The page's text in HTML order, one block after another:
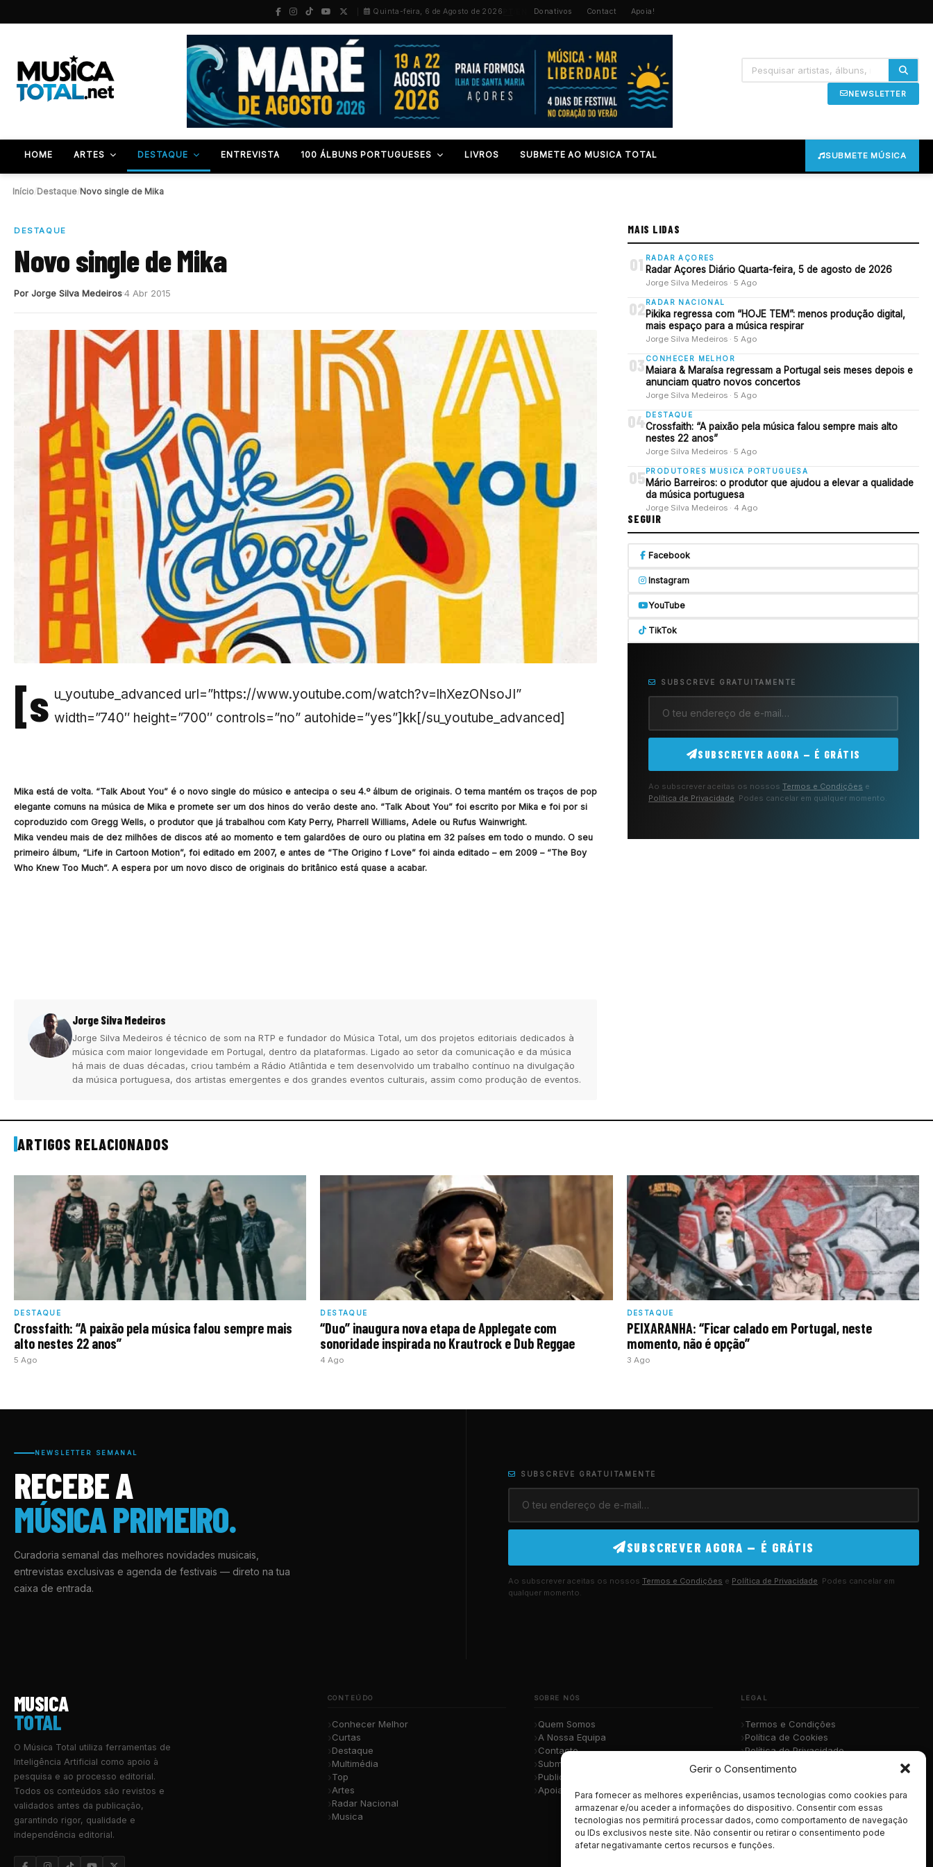
Gerir o Consentimento
Para fornecer as melhores experiências, usamos tecnologias como cookies para
armazenar e/ou aceder a informações do dispositivo. Consentir com essas
tecnologias nos permitirá processar dados, como comportamento de navegação
ou IDs exclusivos neste site. Não consentir ou retirar o consentimento pode
afetar negativamante certos recursos e funções.
Quinta-feira, 6 de Agosto de 2026 Donativos Contact Apoia!
NEWSLETTER
HOME ARTES DESTAQUE ENTREVISTA 100 ÁLBUNS PORTUGUESES LIVROS SUBMETE AO MUSICA TOTAL SUBMETE MÚSICA
Início Destaque Novo single de Mika
DESTAQUE
Novo single de Mika
Por Jorge Silva Medeiros4 Abr 2015
[s u_youtube_advanced url=”https://www.youtube.com/watch?v=lhXezONsoJI”
width=”740″ height=”700″ controls=”no” autohide=”yes”]kk[/su_youtube_advanced]
Mika está de volta. “Talk About You” é o novo single do músico e antecipa o seu 4.º álbum de originais. O tema mantém os traços de pop
elegante comuns na música de Mika e promete ser um dos hinos do verão deste ano. “Talk About You” foi escrito por Mika e foi por si
coproduzido com Gregg Wells, o produtor que já trabalhou com Katy Perry, Pharrell Williams, Adele ou Rufus Wainwright.
Mika vendeu mais de dez milhões de discos até ao momento e tem galardões de ouro ou platina em 32 países em todo o mundo. O seu
primeiro álbum, “Life in Cartoon Motion”, foi editado em 2007, e antes de “The Origino f Love” foi ainda editado – em 2009 – “The Boy
Who Knew Too Much”. A espera por um novo disco de originais do britânico está quase a acabar.
Jorge Silva Medeiros
Jorge Silva Medeiros é técnico de som na RTP e fundador do Música Total, um dos projetos editoriais dedicados à
música com maior longevidade em Portugal, dentro da plataformas. Ligado ao setor da comunicação e da música
há mais de duas décadas, criou também a Rádio Atlântida e tem desenvolvido um trabalho contínuo na divulgação
da música portuguesa, dos artistas emergentes e dos grandes eventos culturais, assim como produção de eventos.
MAIS LIDAS
01 RADAR AÇORES
Radar Açores Diário Quarta-feira, 5 de agosto de 2026
Jorge Silva Medeiros · 5 Ago
02 RADAR NACIONAL
Pikika regressa com “HOJE TEM”: menos produção digital,
mais espaço para a música respirar
Jorge Silva Medeiros · 5 Ago
03 CONHECER MELHOR
Maiara & Maraísa regressam a Portugal seis meses depois e
anunciam quatro novos concertos
Jorge Silva Medeiros · 5 Ago
04DESTAQUE
Crossfaith: “A paixão pela música falou sempre mais alto
nestes 22 anos”
Jorge Silva Medeiros · 5 Ago
05 PRODUTORES MUSICA PORTUGUESA
Mário Barreiros: o produtor que ajudou a elevar a qualidade
da música portuguesa
Jorge Silva Medeiros · 4 Ago
SEGUIR
Facebook
Instagram
YouTube
TikTok
SUBSCREVE GRATUITAMENTE
SUBSCREVER AGORA — É GRÁTIS
Ao subscrever aceitas os nossos Termos e Condições e
Política de Privacidade . Podes cancelar em qualquer momento.
ARTIGOS RELACIONADOS
DESTAQUE
Crossfaith: “A paixão pela música falou sempre mais
alto nestes 22 anos”
5 Ago
DESTAQUE
“Duo” inaugura nova etapa de Applegate com
sonoridade inspirada no Krautrock e Dub Reggae
4 Ago
DESTAQUE
PEIXARANHA: “Ficar calado em Portugal, neste
momento, não é opção”
3 Ago
NEWSLETTER SEMANAL
RECEBE A
MÚSICA PRIMEIRO.
Curadoria semanal das melhores novidades musicais,
entrevistas exclusivas e agenda de festivais — direto na tua
caixa de entrada.
SUBSCREVE GRATUITAMENTE
SUBSCREVER AGORA — É GRÁTIS
Ao subscrever aceitas os nossos Termos e Condições e Política de Privacidade . Podes cancelar em
qualquer momento.
MUSICA
TOTAL
O Música Total utiliza ferramentas de
Inteligência Artificial como apoio à
pesquisa e ao processo editorial.
Todos os conteúdos são revistos e
validados antes da publicação,
garantindo rigor, qualidade e
independência editorial.
CONTEÚDO
Conhecer Melhor
Curtas
Destaque
Multimédia
Top
Artes
Radar Nacional
Musica
SOBRE NÓS
Quem Somos
A Nossa Equipa
Contacto
Submete a Tua Música
Publicidade
Apoiar o Projeto
LEGAL
Termos e Condições
Política de Cookies
Política de Privacidade
RGPD